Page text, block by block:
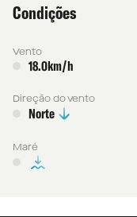
Condições
Vento
18.0km/h
Direção do vento
Norte
Maré